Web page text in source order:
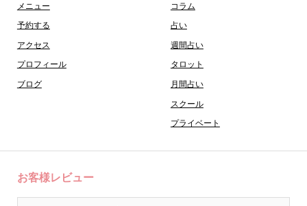
メニュー
予約する
アクセス
プロフィール
ブログ
コラム
占い
週間占い
タロット
月間占い
スクール
プライベート
お客様レビュー